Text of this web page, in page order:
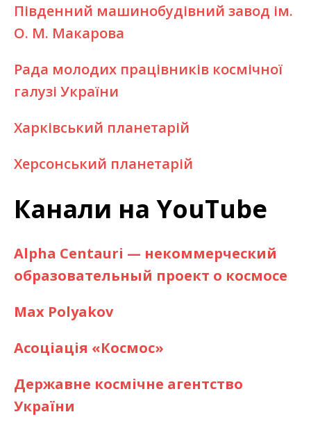
Південний машинобудівний завод ім.
О. М. Макарова
Рада молодих працівників космічної
галузі України
Харківський планетарій
Херсонський планетарій
Канали на YouTube
Alpha Centauri — некоммерческий
образовательный проект о космосе
Max Polyakov
Асоціація «Космос»
Державне космічне агентство
України